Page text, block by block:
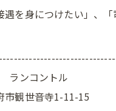
遇を身につけたい」、
ランコントル
市観世音寺1-11-15